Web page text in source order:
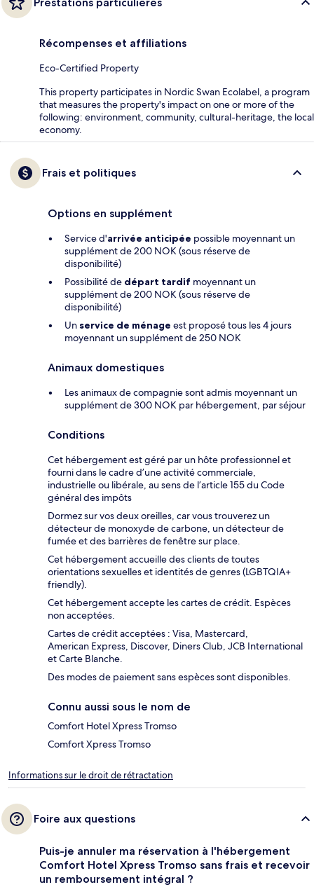
Récompenses et affiliations
Eco-Certified Property
This property participates in Nordic Swan Ecolabel, a program
that measures the property's impact on one or more of the
following: environment, community, cultural-heritage, the local
economy.
Frais et politiques
Options en supplément
Service d'arrivée anticipée possible moyennant un
supplément de 200 NOK (sous réserve de
disponibilité)
Possibilité de départ tardif moyennant un
supplément de 200 NOK (sous réserve de
disponibilité)
Un service de ménage est proposé tous les 4 jours
moyennant un supplément de 250 NOK
Animaux domestiques
Les animaux de compagnie sont admis moyennant un
supplément de 300 NOK par hébergement, par séjour
Conditions
Cet hébergement est géré par un hôte professionnel et
fourni dans le cadre d’une activité commerciale,
industrielle ou libérale, au sens de l’article 155 du Code
général des impôts
Dormez sur vos deux oreilles, car vous trouverez un
détecteur de monoxyde de carbone, un détecteur de
fumée et des barrières de fenêtre sur place.
Cet hébergement accueille des clients de toutes
orientations sexuelles et identités de genres (LGBTQIA+
friendly).
Cet hébergement accepte les cartes de crédit. Espèces
non acceptées.
Cartes de crédit acceptées : Visa, Mastercard,
American Express, Discover, Diners Club, JCB International
et Carte Blanche.
Des modes de paiement sans espèces sont disponibles.
Connu aussi sous le nom de
Comfort Hotel Xpress Tromso
Comfort Xpress Tromso
Informations sur le droit de rétractation
Foire aux questions
Puis-je annuler ma réservation à l'hébergement
Comfort Hotel Xpress Tromso sans frais et recevoir
un remboursement intégral ?